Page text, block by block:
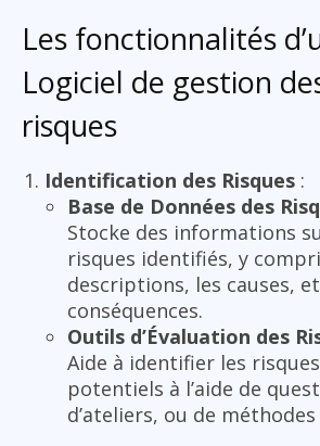
Les fonctionnalités
Logiciel de gestion
risques
Identification des Risques :
Base de Données des
Stocke des informations
risques identifiés, y
descriptions, les causes,
conséquences.
Outils d’Évaluation des
Aide à identifier les risques
potentiels à l’aide de
d’ateliers, ou de méthodes